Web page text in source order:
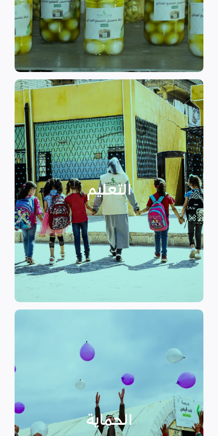
الى الاهتمام بالمشاريع التنموية.
اقرأ المزيد
التعليم
التعليم
نهدف إلى توفير مناهج التعليم غير
الرسمي وبرامج التوعية التي
تستهدف الناشئين والأطفال مما
يساهم في تعزيز السلام و دعم
الأطفال المنقطعين عن العملية
التعليمية أو المتأخرين عن المراحل
الدراسية بسبب الصراع القائم.
اقرأ المزيد
الحماية
الحماية
الأسر المهمشة والتي ترأسها إناث
عبر تعزيز المساعدة الإنسانية التي
تراعي الأمور الخاصة بالنوع
الاجتماعي “الجنساني” مع التركيز